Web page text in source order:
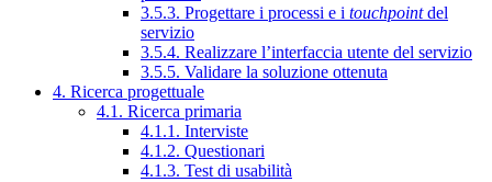
3.5.3. Progettare i processi e i touchpointdel
servizio
3.5.4. Realizzare l’interfaccia utente del servizio
3.5.5. Validare la soluzione ottenuta
4. Ricerca progettuale
4.1. Ricerca primaria
4.1.1. Interviste
4.1.2. Questionari
4.1.3. Test di usabilità